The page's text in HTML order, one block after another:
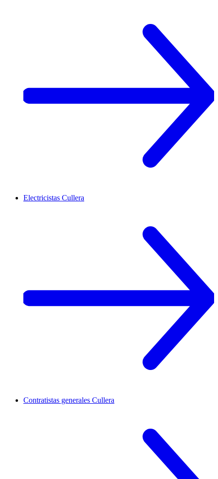
Electricistas Cullera
Contratistas generales Cullera